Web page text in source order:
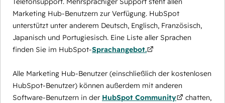
Marketing Hub-Benutzern zur Verfügung. HubSpot
unterstützt unter anderem Deutsch, Englisch, Französisch,
Japanisch und Portugiesisch. Eine Liste aller Sprachen
finden Sie im HubSpot-Sprachangebot.
Alle Marketing Hub-Benutzer (einschließlich der kostenlosen
HubSpot-Benutzer) können außerdem mit anderen
Software-Benutzern in der HubSpot Community
chatten,